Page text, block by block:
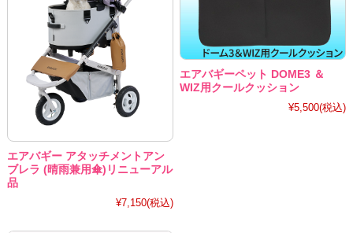
エアバギー アタッチメントアン
ブレラ (晴雨兼用傘)リニューアル
品
¥7,150(税込)
エアバギーペット DOME3 ＆
WIZ用クールクッション
¥5,500(税込)